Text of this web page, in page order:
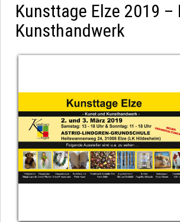
Kunsttage Elze 2019 –
Kunsthandwerk